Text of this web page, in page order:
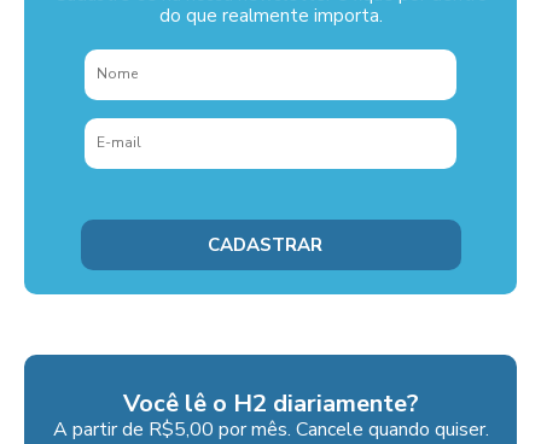
do que realmente importa.
Você lê o H2 diariamente?
A partir de R$5,00 por mês. Cancele quando quiser.